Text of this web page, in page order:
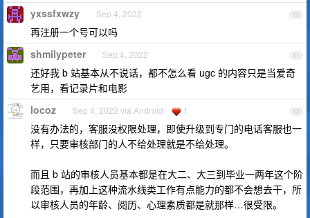
10
yxssfxwzy Sep 4, 2022
再注册一个号可以吗
11
shmilypeter Sep 4, 2022
还好我 b 站基本从不说话，都不怎么看 ugc 的内容只是当爱奇
艺用，看记录片和电影
12
locoz Sep 4, 2022 via Android 1
没有办法的，客服没权限处理，即使升级到专门的电话客服也一
样，只要审核部门的人不给处理就是不给处理。
而且 b 站的审核人员基本都是在大二、大三到毕业一两年这个阶
段范围，再加上这种流水线类工作有点能力的都不会想去干，所
以审核人员的年龄、阅历、心理素质都是就那样…很受限。